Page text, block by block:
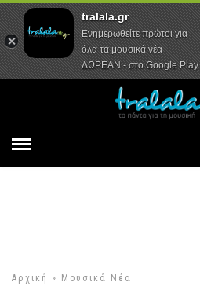
Αρχική Συνεντεύξεις
Αρχική » Μουσικά Νέα
tralala.gr
Ενημερωθείτε πρώτοι για
όλα τα μουσικά νέα
ΔΩΡΕΑΝ - στο Google Play